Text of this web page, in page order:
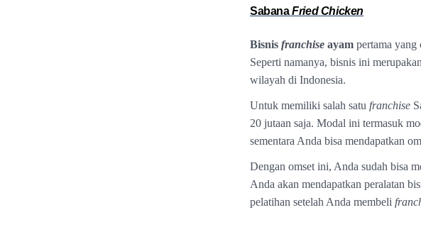
SabanaFried Chicken
Bisnis franchise ayam pertama yang
Seperti namanya, bisnis ini
wilayah di Indonesia.
Untuk memiliki salah satu franchise
20 jutaan saja. Modal ini termasuk
sementara Anda bisa mendapatkan
Dengan omset ini, Anda sudah bisa
Anda akan mendapatkan peralatan
pelatihan setelah Anda membeli